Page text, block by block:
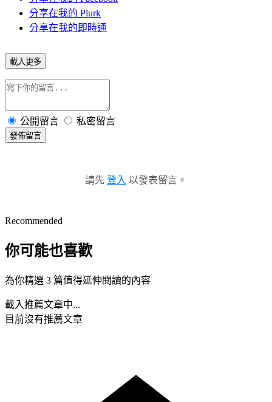
分享在我的 Plurk
分享在我的即時通
載入更多
公開留言 私密留言
發佈留言
請先 登入 以發表留言。
Recommended
你可能也喜歡
為你精選 3 篇值得延伸閱讀的內容
載入推薦文章中...
目前沒有推薦文章